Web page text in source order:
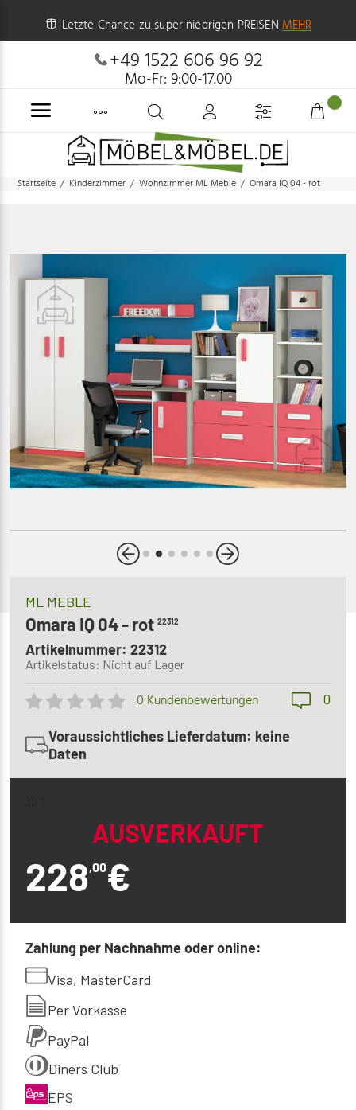
Letzte Chance zu super niedrigen PREISEN MEHR
+49 1522 606 96 92
Mo-Fr: 9:00-17.00
Startseite Kinderzimmer Wohnzimmer ML Meble Omara IQ 04 - rot
ML MEBLE
Omara IQ 04 - rot 22312
Artikelnummer: 22312
Artikelstatus: Nicht auf Lager
0 Kundenbewertungen 0
Voraussichtliches Lieferdatum: keine
Daten
AUSVERKAUFT
228,00€
Zahlung per Nachnahme oder online:
Visa, MasterCard
Per Vorkasse
PayPal
Diners Club
EPS